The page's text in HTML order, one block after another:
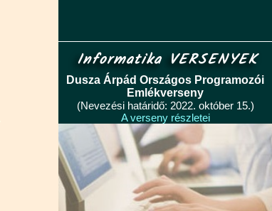
Informatika VERSENYEK
Dusza Árpád Országos Programozói
Emlékverseny
(Nevezési határidő: 2022. október 15.)
A verseny részletei